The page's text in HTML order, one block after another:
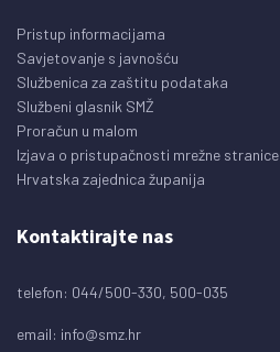
Pristup informacijama
Savjetovanje s javnošću
Službenica za zaštitu podataka
Službeni glasnik SMŽ
Proračun u malom
Izjava o pristupačnosti mrežne stranice
Hrvatska zajednica županija
Kontaktirajte nas
telefon: 044/500-330, 500-035
email: info@smz.hr